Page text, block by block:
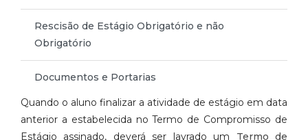
Rescisão de Estágio Obrigatório e não
Obrigatório
Documentos e Portarias
Quando o aluno finalizar a atividade de estágio em data
anterior a estabelecida no Termo de Compromisso de
Estágio assinado, deverá ser lavrado um Termo de